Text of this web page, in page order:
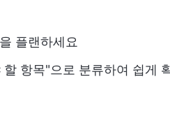
플랜하세요
항목"으로 분류하여 쉽게